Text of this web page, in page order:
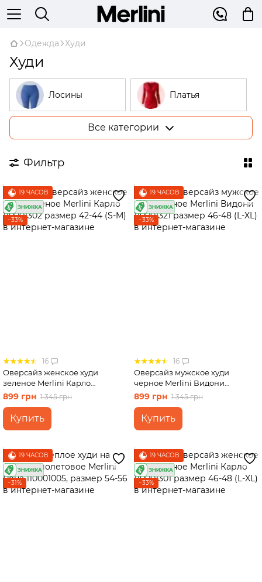
Одежда Худи
Худи
Лосины Платья
Гольфы
Пижамы
Рубашки Жилетки
Все категории
Фильтр
19 ЧАСОВ
−33%
16
Оверсайз женское худи
зеленое Merlini Карло
110001302 размер 42-44 (S-M)
899 грн 1 345 грн
Купить
19 ЧАСОВ
−33%
16
Оверсайз мужское худи
черное Merlini Видони
110001321 размер 46-48 (L-XL)
899 грн 1 345 грн
Купить
19 ЧАСОВ
−31%
19 ЧАСОВ
−33%